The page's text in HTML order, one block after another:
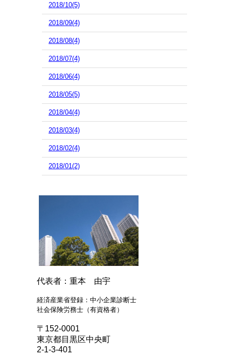
2018/10(5)
2018/09(4)
2018/08(4)
2018/07(4)
2018/06(4)
2018/05(5)
2018/04(4)
2018/03(4)
2018/02(4)
2018/01(2)
代表者：重本 由宇
経済産業省登録：中小企業診断士
社会保険労務士（有資格者）
〒152-0001
東京都目黒区中央町
2-1-3-401